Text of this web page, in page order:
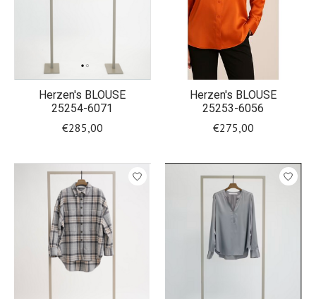
Herzen's BLOUSE
25254-6071
€285,00
Herzen's BLOUSE
25253-6056
€275,00